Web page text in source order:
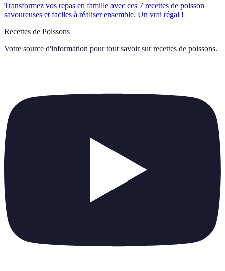
Transformez vos repas en famille avec ces 7 recettes de poisson
savoureuses et faciles à réaliser ensemble. Un vrai régal !
Recettes de Poissons
Votre source d'information pour tout savoir sur recettes de poissons.